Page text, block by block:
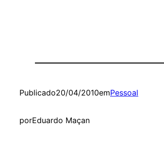
Publicado20/04/2010emPessoal
porEduardo Maçan